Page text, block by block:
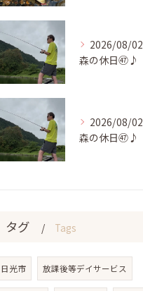
2026/08/02
森の休日㊼♪
2026/08/02
森の休日㊼♪
タグ Tags
日光市 放課後等デイサービス